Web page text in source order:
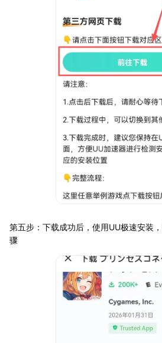
第五步：下载成功后，使用UU极速安装
骤